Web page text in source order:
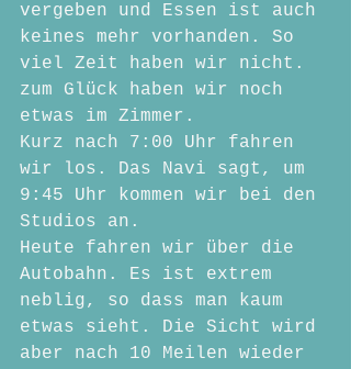
vergeben und Essen ist auch
keines mehr vorhanden. So
viel Zeit haben wir nicht.
zum Glück haben wir noch
etwas im Zimmer.
Kurz nach 7:00 Uhr fahren
wir los. Das Navi sagt, um
9:45 Uhr kommen wir bei den
Studios an.
Heute fahren wir über die
Autobahn. Es ist extrem
neblig, so dass man kaum
etwas sieht. Die Sicht wird
aber nach 10 Meilen wieder